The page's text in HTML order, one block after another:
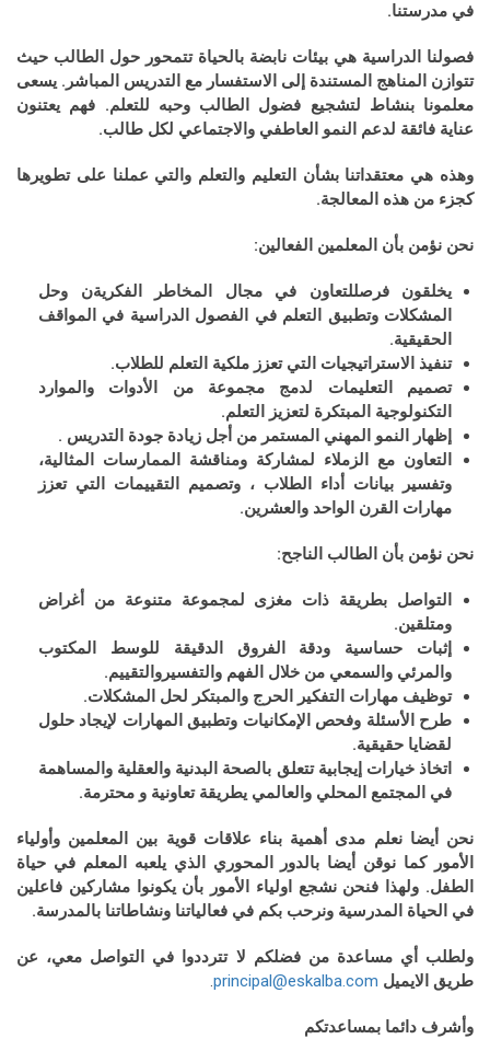
في مدرستنا.
فصولنا الدراسية هي بيئات نابضة بالحياة تتمحور حول الطالب حيث
تتوازن المناهج المستندة إلى الاستفسار مع التدريس المباشر. يسعى
معلمونا بنشاط لتشجيع فضول الطالب وحبه للتعلم. فهم يعتنون
عناية فائقة لدعم النمو العاطفي والاجتماعي لكل طالب.
وهذه هي معتقداتنا بشأن التعليم والتعلم والتي عملنا على تطويرها
كجزء من هذه المعالجة.
نحن نؤمن بأن المعلمين الفعالين:
يخلقون فرصللتعاون في مجال المخاطر الفكريةن وحل
المشكلات وتطبيق التعلم في الفصول الدراسية في المواقف
الحقيقية.
تنفيذ الاستراتيجيات التي تعزز ملكية التعلم للطلاب.
تصميم التعليمات لدمج مجموعة من الأدوات والموارد
التكنولوجية المبتكرة لتعزيز التعلم.
إظهار النمو المهني المستمر من أجل زيادة جودة التدريس .
التعاون مع الزملاء لمشاركة ومناقشة الممارسات المثالية،
وتفسير بيانات أداء الطلاب ، وتصميم التقييمات التي تعزز
مهارات القرن الواحد والعشرين.
نحن نؤمن بأن الطالب الناجح:
التواصل بطريقة ذات مغزى لمجموعة متنوعة من أغراض
ومتلقين.
إثبات حساسية ودقة الفروق الدقيقة للوسط المكتوب
والمرئي والسمعي من خلال الفهم والتفسيروالتقييم.
توظيف مهارات التفكير الحرج والمبتكر لحل المشكلات.
طرح الأسئلة وفحص الإمكانيات وتطبيق المهارات لإيجاد حلول
لقضايا حقيقية.
اتخاذ خيارات إيجابية تتعلق بالصحة البدنية والعقلية والمساهمة
في المجتمع المحلي والعالمي يطريقة تعاونية و محترمة.
نحن أيضا نعلم مدى أهمية بناء علاقات قوية بين المعلمين وأولياء
الأمور كما نوقن أيضا بالدور المحوري الذي يلعبه المعلم في حياة
الطفل. ولهذا فنحن نشجع اولياء الأمور بأن يكونوا مشاركين فاعلين
في الحياة المدرسية ونرحب بكم في فعالياتنا ونشاطاتنا بالمدرسة.
ولطلب أي مساعدة من فضلكم لا تترددوا في التواصل معي، عن
طريق الايميل principal@eskalba.com
.
وأشرف دائما بمساعدتكم